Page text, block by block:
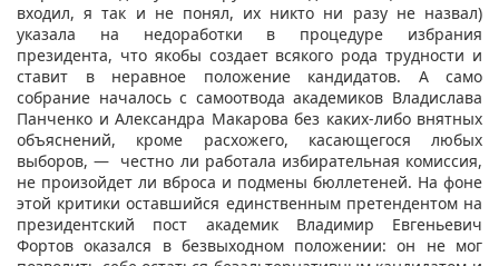
входил, я так и не понял, их никто ни разу не назвал)
указала на недоработки в процедуре избрания
президента, что якобы создает всякого рода трудности и
ставит в неравное положение кандидатов. А само
собрание началось с самоотвода академиков Владислава
Панченко и Александра Макарова без каких-либо внятных
объяснений, кроме расхожего, касающегося любых
выборов, — честно ли работала избирательная комиссия,
не произойдет ли вброса и подмены бюллетеней. На фоне
этой критики оставшийся единственным претендентом на
президентский пост академик Владимир Евгеньевич
Фортов оказался в безвыходном положении: он не мог